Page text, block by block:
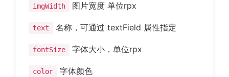
imgWidth 图片宽度 单位rpx
text 名称，可通过 textField 属性指定
fontSize 字体大小，单位rpx
color 字体颜色